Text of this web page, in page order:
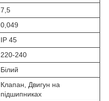
7,5
0,049
IP 45
220-240
Білий
Клапан, Двигун на
підшипниках